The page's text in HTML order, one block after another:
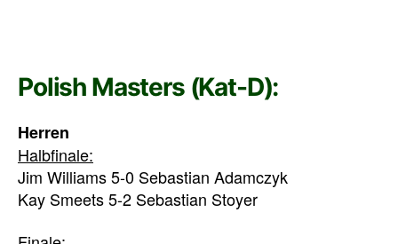
Polish Masters (Kat-D):
Herren
Halbfinale:
Jim Williams 5-0 Sebastian Adamczyk
Kay Smeets 5-2 Sebastian Stoyer